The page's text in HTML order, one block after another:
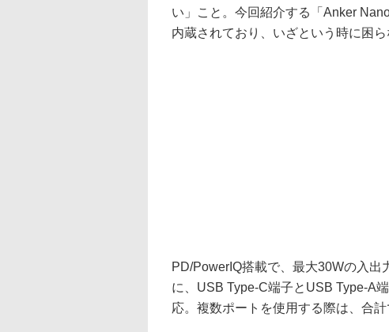
い」こと。今回紹介する「Anker
内蔵されており、いざという時に困
PD/PowerIQ搭載で、最大30Wの入
に、USB Type-C端子とUSB Type-A
応。複数ポートを使用する際は、合計